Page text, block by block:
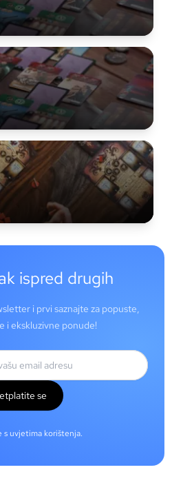
ispred drugih
i prvi saznajte za popuste,
i ekskluzivne ponude!
se
s uvjetima korištenja.